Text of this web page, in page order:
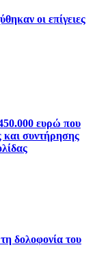
οι επίγειες
ευρώ που
συντήρησης
δολοφονία του